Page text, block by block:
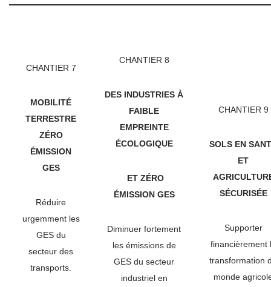
CHANTIER 7
MOBILITÉ
TERRESTRE
ZÉRO
ÉMISSION
GES
Réduire
urgemment les
GES du
secteur des
transports.
CHANTIER 8
DES INDUSTRIES À
FAIBLE
EMPREINTE
ÉCOLOGIQUE
ET ZÉRO
ÉMISSION GES
Diminuer fortement
les émissions de
GES du secteur
industriel en
CHANTIER 9
SOLS EN
ET
SÉCURISÉE
Supporter
financièrement
transformation
monde